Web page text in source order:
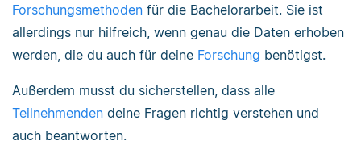
Forschungsmethoden für die Bachelorarbeit. Sie ist
allerdings nur hilfreich, wenn genau die Daten erhoben
werden, die du auch für deine Forschung benötigst.
Außerdem musst du sicherstellen, dass alle
Teilnehmenden deine Fragen richtig verstehen und
auch beantworten.